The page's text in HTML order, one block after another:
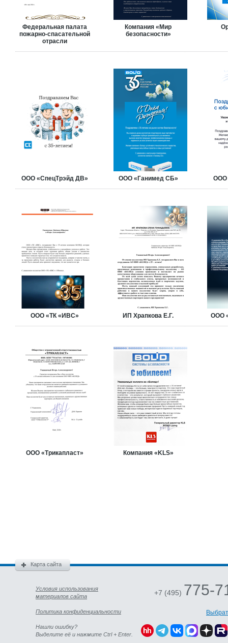
Федеральная палата
пожарно-спасательной
отрасли
Компания «Мир
безопасности»
ООО «СпецТрэйд ДВ» ООО «Ганимед СБ» ООО
ООО «ТК «ИВС» ИП Храпкова Е.Г. ООО
ООО «Трикапласт» Компания «KLS»
Карта сайта
Условия использования
материалов сайта
Политика конфиденциальности
Нашли ошибку?
Выделите её и нажмите Ctrl + Enter.
+7 (495) 775-